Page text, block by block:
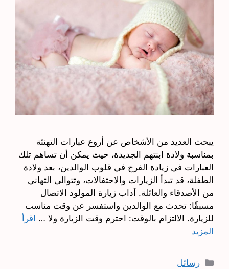
يبحث العديد من الأشخاص عن أروع عبارات التهنئة
بمناسبة ولادة ابنتهم الجديدة، حيث يمكن أن تساهم تلك
العبارات في زيادة الفرح في قلوب الوالدين، بعد ولادة
الطفلة، قد تبدأ الزيارات والاحتفالات، وتتوالى التهاني
من الأصدقاء والعائلة. آداب زيارة المولود الاتصال
مسبقًا: تحدث مع الوالدين واستفسر عن وقت مناسب
للزيارة. الالتزام بالوقت: احترم وقت الزيارة ولا … اقرأ
المزيد
التصنيفات
رسائل